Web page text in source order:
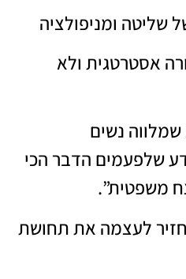
שליטה ומניפולציה
אסטרטגית ולא
שמלווה נשים
שלפעמים הדבר הכי
משפטית”.
לעצמה את תחושת